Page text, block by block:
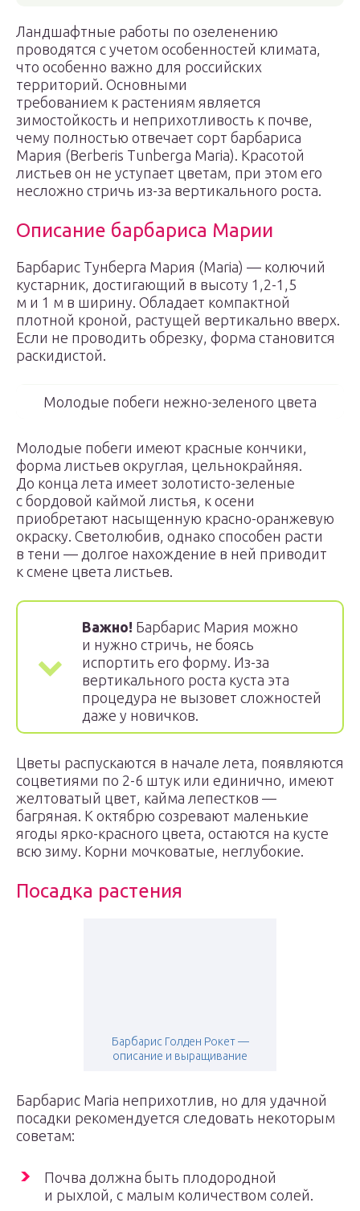
Ландшафтные работы по озеленению
проводятся с учетом особенностей климата,
что особенно важно для российских
территорий. Основными
требованием к растениям является
зимостойкость и неприхотливость к почве,
чему полностью отвечает сорт барбариса
Мария (Berberis Tunberga Maria). Красотой
листьев он не уступает цветам, при этом его
несложно стричь из-за вертикального роста.
Описание барбариса Марии
Барбарис Тунберга Мария (Maria) — колючий
кустарник, достигающий в высоту 1,2-1,5
м и 1 м в ширину. Обладает компактной
плотной кроной, растущей вертикально вверх.
Если не проводить обрезку, форма становится
раскидистой.
Молодые побеги нежно-зеленого цвета
Молодые побеги имеют красные кончики,
форма листьев округлая, цельнокрайняя.
До конца лета имеет золотисто-зеленые
с бордовой каймой листья, к осени
приобретают насыщенную красно-оранжевую
окраску. Светолюбив, однако способен расти
в тени — долгое нахождение в ней приводит
к смене цвета листьев.
Важно! Барбарис Мария можно
и нужно стричь, не боясь
испортить его форму. Из-за
вертикального роста куста эта
процедура не вызовет сложностей
даже у новичков.
Цветы распускаются в начале лета, появляются
соцветиями по 2-6 штук или единично, имеют
желтоватый цвет, кайма лепестков —
багряная. К октябрю созревают маленькие
ягоды ярко-красного цвета, остаются на кусте
всю зиму. Корни мочковатые, неглубокие.
Посадка растения
Барбарис Голден Рокет —
описание и выращивание
Барбарис Maria неприхотлив, но для удачной
посадки рекомендуется следовать некоторым
советам:
Почва должна быть плодородной
и рыхлой, с малым количеством солей.